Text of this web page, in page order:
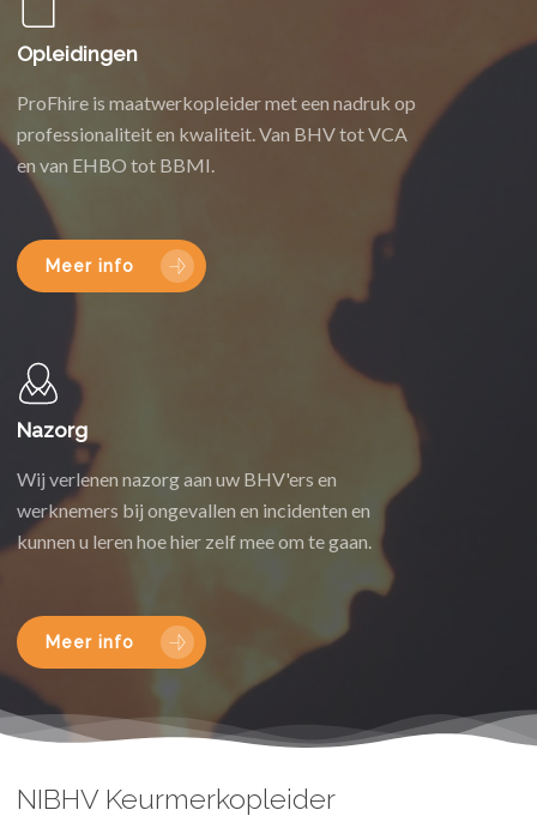
Opleidingen
ProFhire is maatwerkopleider met een nadruk op
professionaliteit en kwaliteit. Van BHV tot VCA
en van EHBO tot BBMI.
Meer info
Nazorg
Wij verlenen nazorg aan uw BHV'ers en
werknemers bij ongevallen en incidenten en
kunnen u leren hoe hier zelf mee om te gaan.
Meer info
NIBHV Keurmerkopleider